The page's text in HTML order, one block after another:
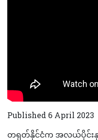
Published 6 April 2023
တရုတ်နိုင်ငံက အလယ်ပိုင်းနှ